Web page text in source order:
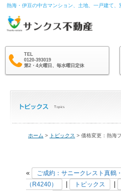
熱海・伊豆の中古マンション、土地、一戸建て、
TEL
0120-393019
第2・4火曜日、毎水曜日定休
ホーム > トピックス > 価格変更：熱海
«
ご成約：サニークレスト真鶴
（R4240）
トピックス